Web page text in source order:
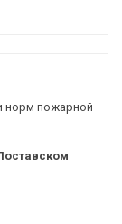
норм пожарной